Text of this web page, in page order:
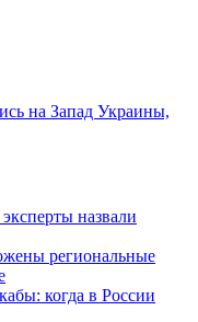
на Запад Украины,
назвали
региональные
когда в России